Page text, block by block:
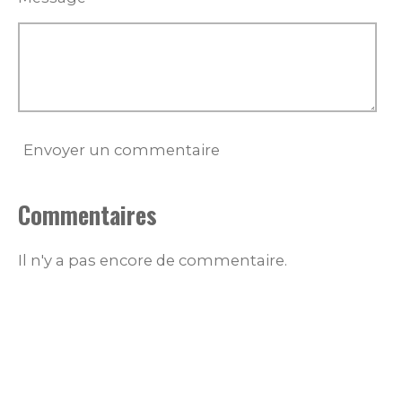
Envoyer un commentaire
Commentaires
Il n'y a pas encore de commentaire.